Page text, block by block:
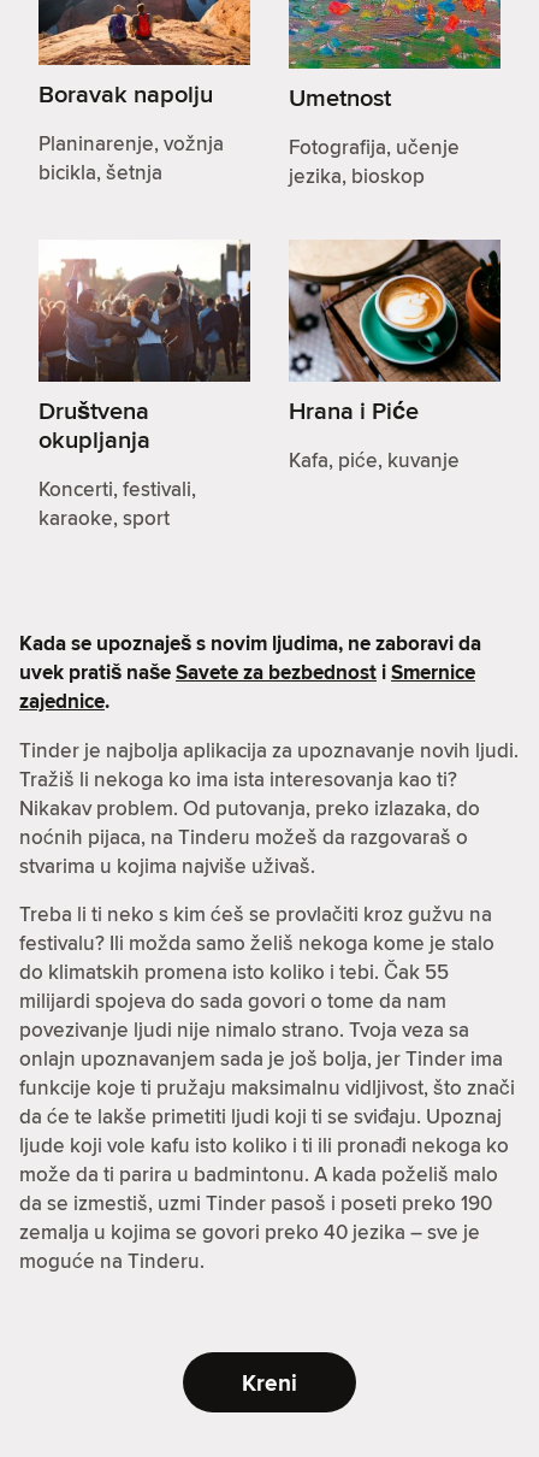
Boravak napolju
Planinarenje, vožnja
bicikla, šetnja
Umetnost
Fotografija, učenje
jezika, bioskop
Društvena
okupljanja
Koncerti, festivali,
karaoke, sport
Hrana i Piće
Kafa, piće, kuvanje
Kada se upoznaješ s novim ljudima, ne zaboravi da
uvek pratiš našeSavete za bezbednost iSmernice
zajednice.
Tinder je najbolja aplikacija za upoznavanje novih ljudi.
Tražiš li nekoga ko ima ista interesovanja kao ti?
Nikakav problem. Od putovanja, preko izlazaka, do
noćnih pijaca, na Tinderu možeš da razgovaraš o
stvarima u kojima najviše uživaš.
Treba li ti neko s kim ćeš se provlačiti kroz gužvu na
festivalu? Ili možda samo želiš nekoga kome je stalo
do klimatskih promena isto koliko i tebi. Čak 55
milijardi spojeva do sada govori o tome da nam
povezivanje ljudi nije nimalo strano. Tvoja veza sa
onlajn upoznavanjem sada je još bolja, jer Tinder ima
funkcije koje ti pružaju maksimalnu vidljivost, što znači
da će te lakše primetiti ljudi koji ti se sviđaju. Upoznaj
ljude koji vole kafu isto koliko i ti ili pronađi nekoga ko
može da ti parira u badmintonu. A kada poželiš malo
da se izmestiš, uzmi Tinder pasoš i poseti preko 190
zemalja u kojima se govori preko 40 jezika – sve je
moguće na Tinderu.
Kreni